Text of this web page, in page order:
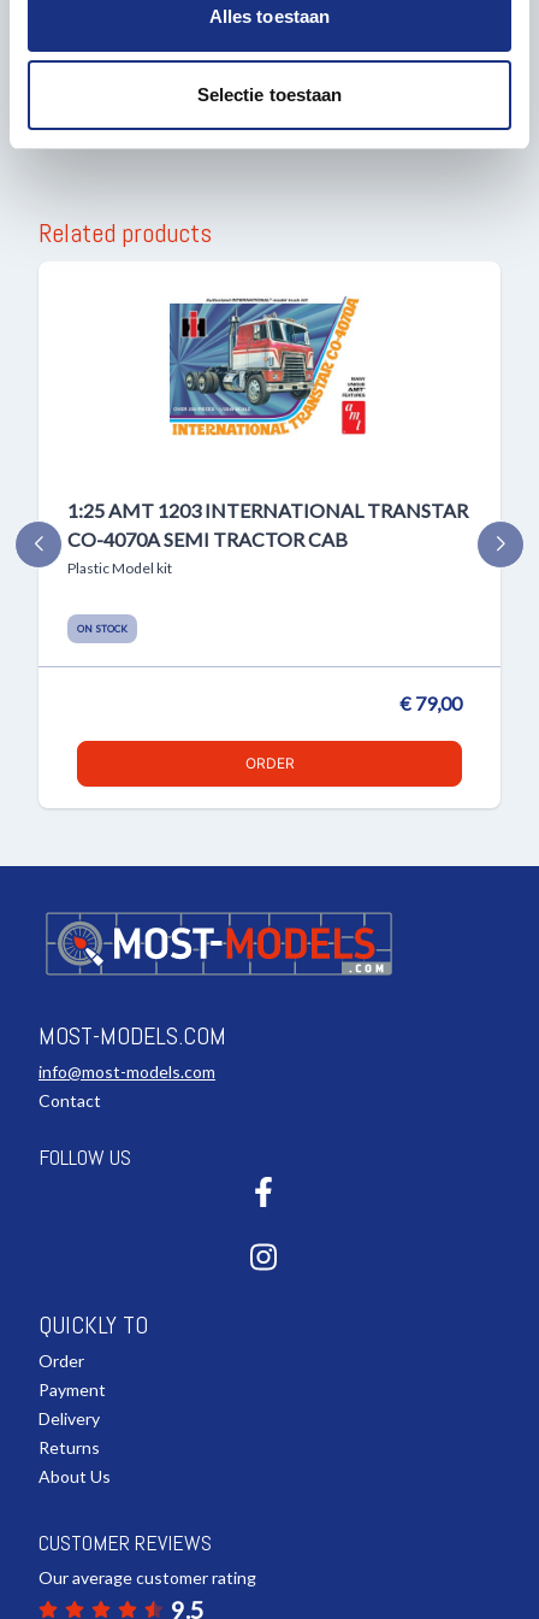
en om ons websiteverkeer te analyseren. Ook delen we
partners voor social media, adverteren en analyse. Deze
partners kunnen deze gegevens combineren met andere
informatie die u aan ze heeft verstrekt of die ze hebben
verzameld op basis van uw gebruik van hun services.
Alles toestaan
Selectie toestaan
Related products
1:25 AMT 1203 INTERNATIONAL TRANSTAR
CO-4070A SEMI TRACTOR CAB
Plastic Model kit
ON STOCK
€ 79,00
ORDER
MOST-MODELS.COM
info@most-models.com
Contact
FOLLOW US
QUICKLY TO
Order
Payment
Delivery
Returns
About Us
CUSTOMER REVIEWS
Our average customer rating
9.5